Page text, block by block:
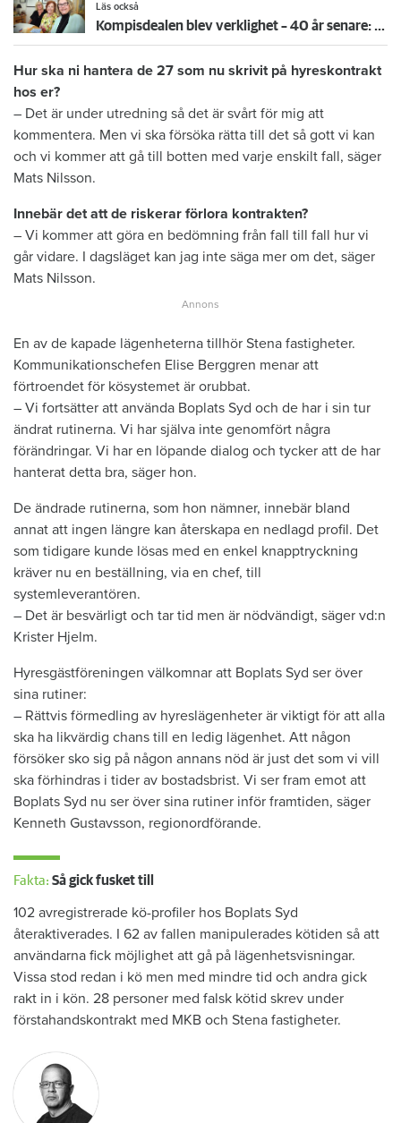
Läs också
Kompisdealen blev verklighet – 40 år senare: ”Flera fina fördelar med att dela bostad”
Hur ska ni hantera de 27 som nu skrivit på hyreskontrakt
hos er?
– Det är under utredning så det är svårt för mig att
kommentera. Men vi ska försöka rätta till det så gott vi kan
och vi kommer att gå till botten med varje enskilt fall, säger
Mats Nilsson.
Innebär det att de riskerar förlora kontrakten?
– Vi kommer att göra en bedömning från fall till fall hur vi
går vidare. I dagsläget kan jag inte säga mer om det, säger
Mats Nilsson.
En av de kapade lägenheterna tillhör Stena fastigheter.
Kommunikationschefen Elise Berggren menar att
förtroendet för kösystemet är orubbat.
– Vi fortsätter att använda Boplats Syd och de har i sin tur
ändrat rutinerna. Vi har själva inte genomfört några
förändringar. Vi har en löpande dialog och tycker att de har
hanterat detta bra, säger hon.
De ändrade rutinerna, som hon nämner, innebär bland
annat att ingen längre kan återskapa en nedlagd profil. Det
som tidigare kunde lösas med en enkel knapptryckning
kräver nu en beställning, via en chef, till
systemleverantören.
– Det är besvärligt och tar tid men är nödvändigt, säger vd:n
Krister Hjelm.
Hyresgästföreningen välkomnar att Boplats Syd ser över
sina rutiner:
– Rättvis förmedling av hyreslägenheter är viktigt för att alla
ska ha likvärdig chans till en ledig lägenhet. Att någon
försöker sko sig på någon annans nöd är just det som vi vill
ska förhindras i tider av bostadsbrist. Vi ser fram emot att
Boplats Syd nu ser över sina rutiner inför framtiden, säger
Kenneth Gustavsson, regionordförande.
Fakta: Så gick fusket till
102 avregistrerade kö-profiler hos Boplats Syd
återaktiverades. I 62 av fallen manipulerades kötiden så att
användarna fick möjlighet att gå på lägenhetsvisningar.
Vissa stod redan i kö men med mindre tid och andra gick
rakt in i kön. 28 personer med falsk kötid skrev under
förstahandskontrakt med MKB och Stena fastigheter.